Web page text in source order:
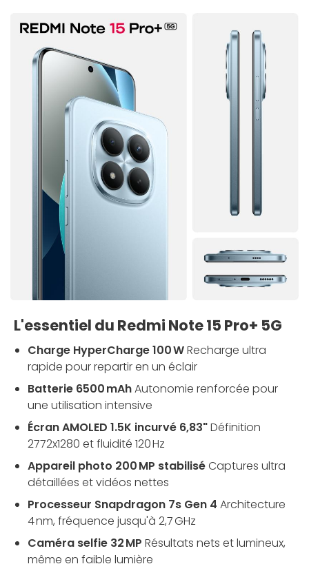
L'essentiel du Redmi Note 15 Pro+ 5G
Charge HyperCharge 100 WRecharge ultra
rapide pour repartir en un éclair
Batterie 6500 mAhAutonomie renforcée pour
une utilisation intensive
Écran AMOLED 1.5K incurvé 6,83"Définition
2772x1280 et fluidité 120 Hz
Appareil photo 200 MP stabiliséCaptures ultra
détaillées et vidéos nettes
Processeur Snapdragon 7s Gen 4 Architecture
4 nm, fréquence jusqu'à 2,7 GHz
Caméra selfie 32 MP Résultats nets et lumineux,
même en faible lumière